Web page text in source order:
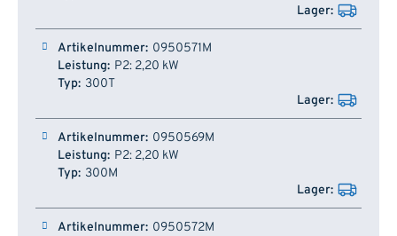
0950571M
P2: 2,20 kW
300T
0950569M
P2: 2,20 kW
300M
0950572M